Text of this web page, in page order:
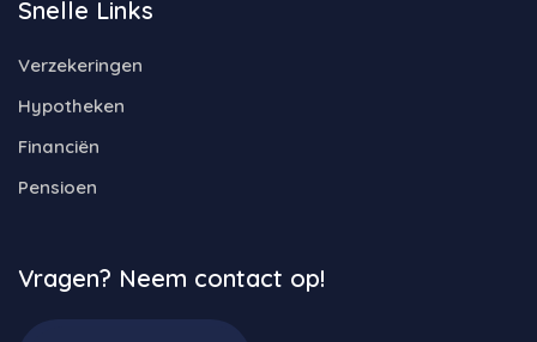
Snelle Links
Verzekeringen
Hypotheken
Financiën
Pensioen
Vragen? Neem contact op!